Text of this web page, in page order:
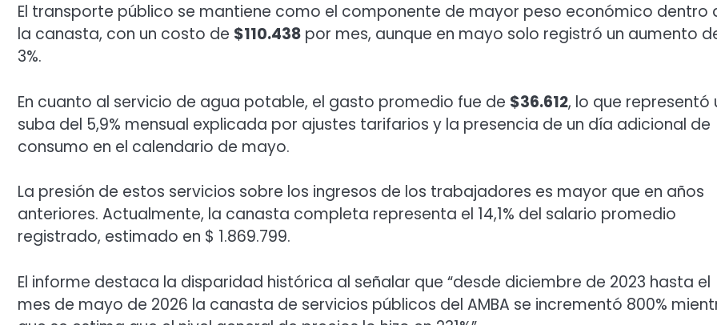
El transporte público se mantiene como el componente de mayor peso económico dentro
la canasta, con un costo de $110.438 por mes, aunque en mayo solo registró un aumento
3%.
En cuanto al servicio de agua potable, el gasto promedio fue de $36.612, lo que representó
suba del 5,9% mensual explicada por ajustes tarifarios y la presencia de un día adicional de
consumo en el calendario de mayo.
La presión de estos servicios sobre los ingresos de los trabajadores es mayor que en años
anteriores. Actualmente, la canasta completa representa el 14,1% del salario promedio
registrado, estimado en $ 1.869.799.
El informe destaca la disparidad histórica al señalar que “desde diciembre de 2023 hasta el
mes de mayo de 2026 la canasta de servicios públicos del AMBA se incrementó 800%